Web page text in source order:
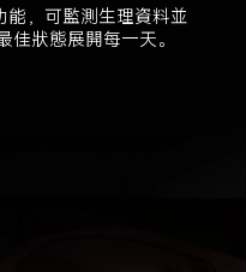
能，可監測生理資料並
狀態展開每一天。